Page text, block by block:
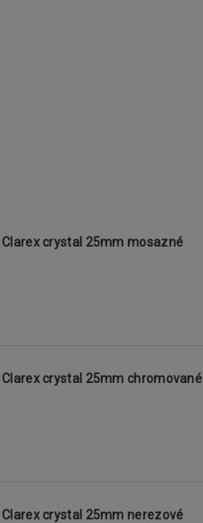
crystal 25mm mosazné
crystal 25mm chromované
crystal 25mm nerezové